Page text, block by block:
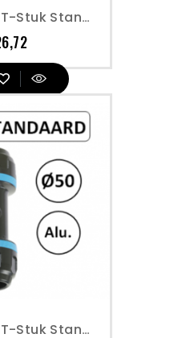
Dia. 25 Mm - T-Stuk Standaard - Prevost
Prijs
Dia. 50 Mm - T-Stuk Standaard - Prevost